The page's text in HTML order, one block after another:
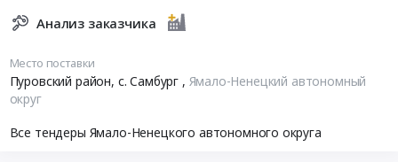
Анализ заказчика
Место поставки
Пуровский район, с. Самбург , Ямало-Ненецкий автономный
округ
Все тендеры Ямало-Ненецкого автономного округа